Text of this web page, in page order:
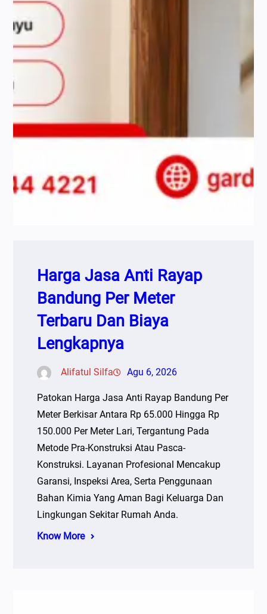
Harga Jasa Anti Rayap
Bandung Per Meter
Terbaru Dan Biaya
Lengkapnya
Alifatul Silfa Agu 6, 2026
Patokan Harga Jasa Anti Rayap Bandung Per
Meter Berkisar Antara Rp 65.000 Hingga Rp
150.000 Per Meter Lari, Tergantung Pada
Metode Pra-Konstruksi Atau Pasca-
Konstruksi. Layanan Profesional Mencakup
Garansi, Inspeksi Area, Serta Penggunaan
Bahan Kimia Yang Aman Bagi Keluarga Dan
Lingkungan Sekitar Rumah Anda.
Know More